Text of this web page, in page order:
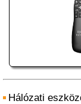
Hálózati